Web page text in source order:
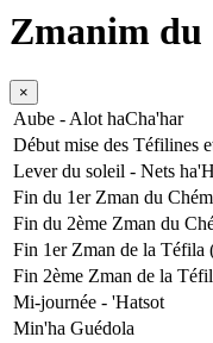
Zmanim du
×
Aube - Alot haCha'har
Début mise des Téfilines
Lever du soleil - Nets
Fin du 1er Zman du
Fin du 2ème Zman du
Fin 1er Zman de la Téfila
Fin 2ème Zman de la
Mi-journée - 'Hatsot
Min'ha Guédola